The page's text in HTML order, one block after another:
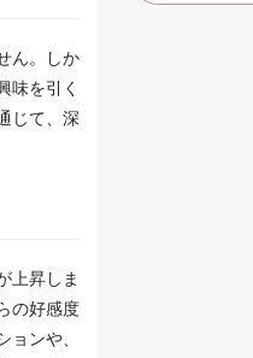
ん。しか
味を引く
じて、深
上昇しま
の好感度
ョンや、